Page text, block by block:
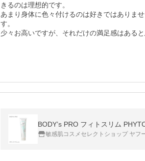
きるのは理想的です。
あまり身体に色々付けるのは好きではありま
す。
少々お高いですが、それだけの満足感はある
BODY’s PRO フィトスリム
敏感肌コスメセレクトショップ ヤフ